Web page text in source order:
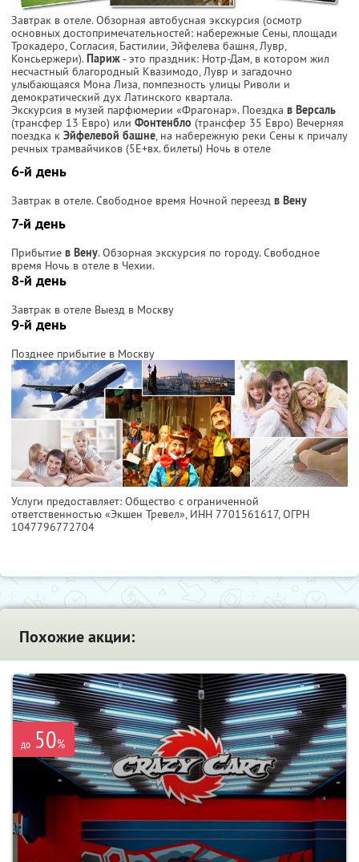
Завтрак в отеле. Обзорная автобусная экскурсия (осмотр
основных достопримечательностей: набережные Сены, площади
Трокадеро, Согласия, Бастилии, Эйфелева башня, Лувр,
Консьержери).Париж- это праздник: Нотр-Дам, в котором жил
несчастный благородный Квазимодо, Лувр и загадочно
улыбающаяся Мона Лиза, помпезность улицы Риволи и
демократический дух Латинского квартала.
Экскурсия в музей парфюмерии «Фрагонар». Поездка в Версаль
(трансфер 13 Евро) или Фонтенбло (трансфер 35 Евро) Вечерняя
поездка к Эйфелевой башне, на набережную реки Сены к причалу
речных трамвайчиков (5Е+вх. билеты) Ночь в отеле
6-й день
Завтрак в отеле. Свободное время Ночной переезд в Вену
7-й день
Прибытие в Вену. Обзорная экскурсия по городу. Свободное
время Ночь в отеле в Чехии.
8-й день
Завтрак в отеле Выезд в Москву
9-й день
Позднее прибытие в Москву
Услуги предоставляет: Общество с ограниченной
ответственностью «Экшен Тревел», ИНН 7701561617, ОГРН
1047796772704
Похожие акции:
до 50%